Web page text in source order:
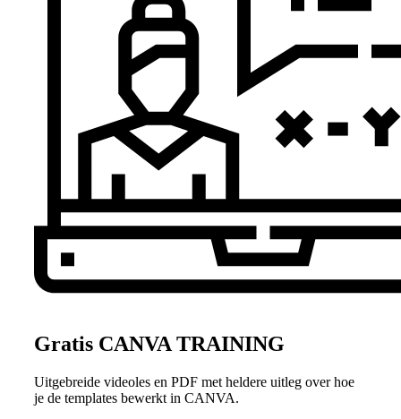
Gratis CANVA TRAINING
Uitgebreide videoles en PDF met heldere uitleg over hoe
je de templates bewerkt in CANVA.